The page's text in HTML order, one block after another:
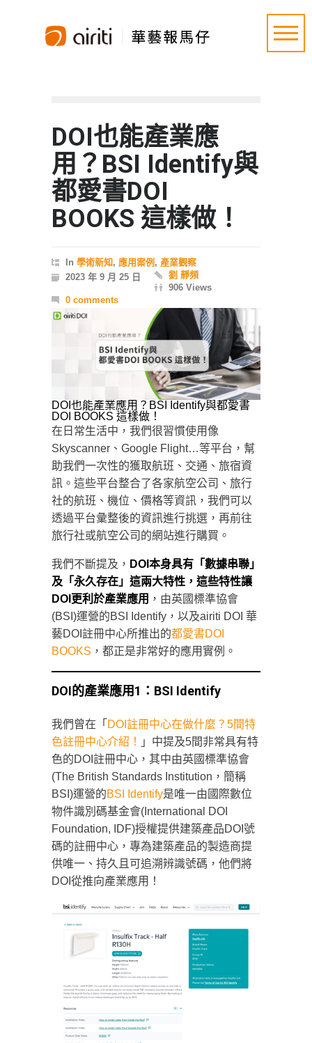
DOI也能產業應
用？BSI Identify與
都愛書DOI
BOOKS 這樣做！
In 學術新知 , 應用案例 , 產業觀察
2023 年 9 月 25 日
劉 靜頻
906 Views
0 comments
DOI也能產業應用？BSI Identify與都愛書
DOI BOOKS 這樣做！
在日常生活中，我們很習慣使用像
Skyscanner、Google Flight…等平台，幫
助我們一次性的獲取航班、交通、旅宿資
訊。這些平台整合了各家航空公司、旅行
社的航班、機位、價格等資訊，我們可以
透過平台彙整後的資訊進行挑選，再前往
旅行社或航空公司的網站進行購買。
我們不斷提及， DOI本身具有「數據串聯」
及「永久存在」這兩大特性，這些特性讓
DOI更利於產業應用 ，由英國標準協會
(BSI)運營的BSI Identify，以及airiti DOI 華
藝DOI註冊中心所推出的都愛書DOI
BOOKS ，都正是非常好的應用實例。
DOI的產業應用1：BSI Identify
我們曾在「 DOI註冊中心在做什麼？5間特
色註冊中心介紹！
」中提及5間非常具有特
色的DOI註冊中心，其中由英國標準協會
(The British Standards Institution，簡稱
BSI)運營的BSI Identify是唯一由國際數位
物件識別碼基金會(International DOI
Foundation, IDF)授權提供建築產品DOI號
碼的註冊中心，專為建築產品的製造商提
供唯一、持久且可追溯辨識號碼，他們將
DOI從推向產業應用！